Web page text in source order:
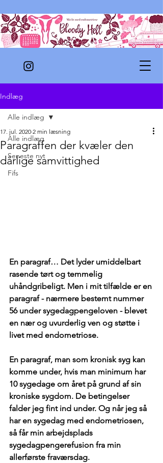
Indlæg
Alle indlæg
Seneste nyt
Fifs
Alle indlæg
Paragraffen der kvæler den
dårlige samvittighed
17. jul. 2020 2 min læsning
En paragraf… Det lyder umiddelbart
rasende tørt og temmelig
uhåndgribeligt. Men i mit tilfælde er en
paragraf - nærmere bestemt nummer
56 under sygedagpengeloven - blevet
en nær og uvurderlig ven og støtte i
livet med endometriose.
En paragraf, man som kronisk syg kan
komme under, hvis man minimum har
10 sygedage om året på grund af sin
kroniske sygdom. De betingelser
falder jeg fint ind under. Og når jeg så
har en sygedag med endometriosen,
så får min arbejdsplads
sygedagpengerefusion fra min
allerførste fraværsdag.